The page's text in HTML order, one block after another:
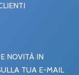
NOVITÀ IN
TUA E-MAIL